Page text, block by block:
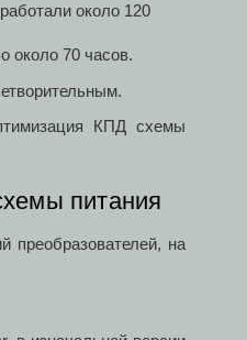
около 120
около 70 часов.
КПД схемы
питания
преобразователей, на